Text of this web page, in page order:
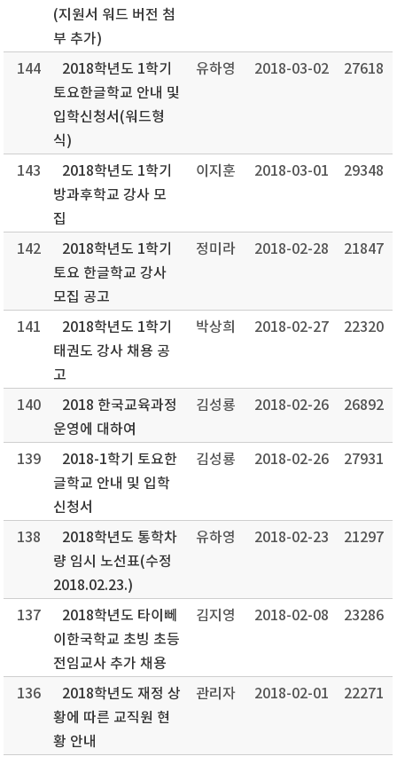
(지원서 워드 버전 첨
부 추가)
144
2018학년도 1학기
토요한글학교 안내 및
입학신청서(워드형
식)
유하영 2018-03-02 27618
143
2018학년도 1학기
방과후학교 강사 모
집
이지훈 2018-03-01 29348
142
2018학년도 1학기
토요 한글학교 강사
모집 공고
정미라 2018-02-28 21847
141
2018학년도 1학기
태권도 강사 채용 공
고
박상희 2018-02-27 22320
140
2018 한국교육과정
운영에 대하여
김성룡 2018-02-26 26892
139
2018-1학기 토요한
글학교 안내 및 입학
신청서
김성룡 2018-02-26 27931
138
2018학년도 통학차
량 임시 노선표(수정
2018.02.23.)
유하영 2018-02-23 21297
137
2018학년도 타이뻬
이한국학교 초빙 초등
전임교사 추가 채용
김지영 2018-02-08 23286
136
2018학년도 재정 상
황에 따른 교직원 현
황 안내
관리자 2018-02-01 22271